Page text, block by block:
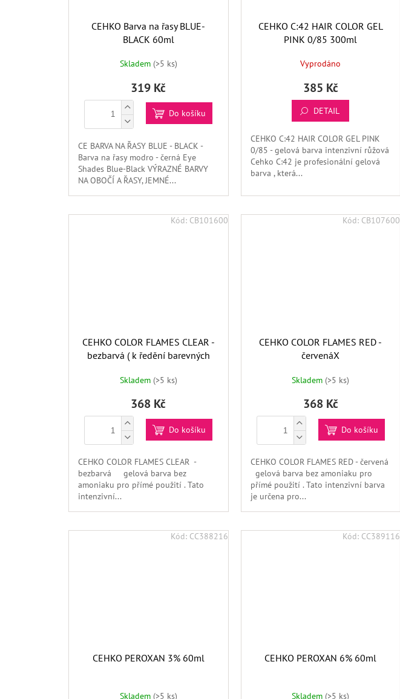
CEHKO Barva na řasy BLUE-
BLACK 60ml
Skladem (>5 ks)
319 Kč
Do košíku
CE BARVA NA ŘASY BLUE - BLACK -
Barva na řasy modro - černá Eye
Shades Blue-Black VÝRAZNÉ BARVY
NA OBOČÍ A ŘASY, JEMNÉ...
CEHKO C:42 HAIR COLOR GEL
PINK 0/85 300ml
Vyprodáno
385 Kč
DETAIL
CEHKO C:42 HAIR COLOR GEL PINK
0/85 - gelová barva intenzivní růžová
Cehko C:42 je profesionální gelová
barva , která...
CEHKO COLOR FLAMES CLEAR -
bezbarvá ( k ředění barevných
Skladem (>5 ks)
368 Kč
Do košíku
CEHKO COLOR FLAMES CLEAR -
bezbarvá gelová barva bez
amoniaku pro přímé použití . Tato
intenzivní...
Kód: CB101600
CEHKO COLOR FLAMES RED -
červenáX
Skladem (>5 ks)
368 Kč
Do košíku
CEHKO COLOR FLAMES RED - červená
gelová barva bez amoniaku pro
přímé použití . Tato intenzivní barva
je určena pro...
Kód: CB107600
CEHKO PEROXAN 3% 60ml
Skladem (>5 ks)
Kód: CC388216
CEHKO PEROXAN 6% 60ml
Skladem (>5 ks)
Kód: CC389116